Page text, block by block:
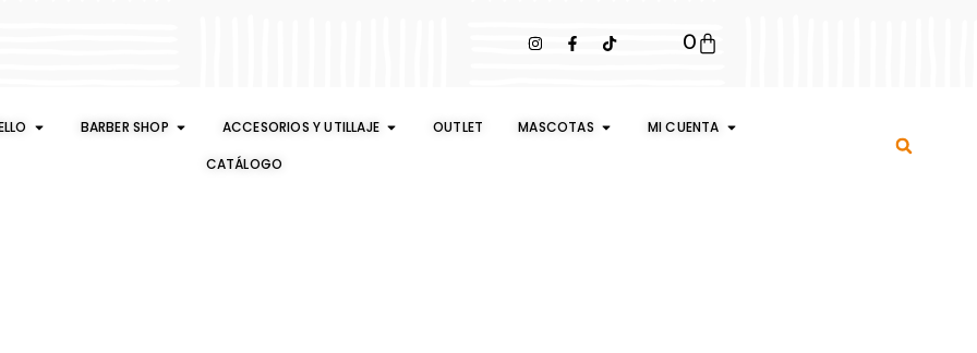
0
BARBER SHOP ACCESORIOS Y UTILLAJE OUTLET MASCOTAS
MI CUENTA
CATÁLOGO